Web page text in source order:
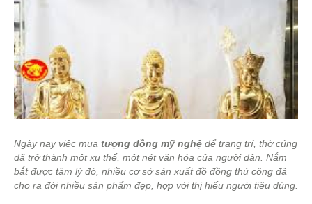
Ngày nay việc mua tượng đồng mỹ nghệ để trang trí, thờ cúng
đã trở thành một xu thế, một nét văn hóa của người dân. Nắm
bắt được tâm lý đó, nhiều cơ sở sản xuất đồ đồng thủ công đã
cho ra đời nhiều sản phẩm đẹp, hợp với thị hiếu người tiêu dùng.